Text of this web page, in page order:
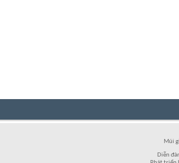
Múi
Diễn